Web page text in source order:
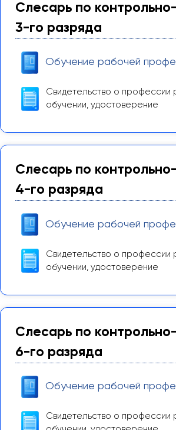
Слесарь по
3-го разряда
Обучение рабочей
Свидетельство о профессии
обучении, удостоверение
Слесарь по
4-го разряда
Обучение рабочей
Свидетельство о профессии
обучении, удостоверение
Слесарь по
6-го разряда
Обучение рабочей
Свидетельство о профессии